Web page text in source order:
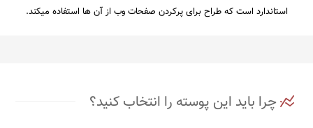
استاندارد است که طراح برای پرکردن صفحات وب از آن ها استفاده ميکند.
چرا باید این پوسته را انتخاب کنید؟